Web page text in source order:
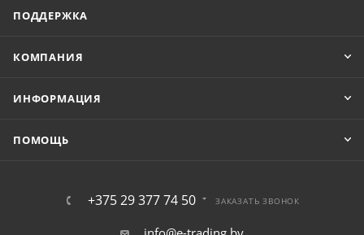
ПОДДЕРЖКА
КОМПАНИЯ
ИНФОРМАЦИЯ
ПОМОЩЬ
+375 29 377 74 50 ЗАКАЗАТЬ ЗВОНОК